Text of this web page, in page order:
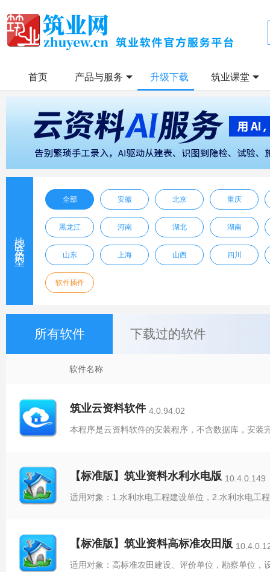
首页 产品与服务 升级下载 筑业课堂
地区及类型
全部 安徽 北京 重庆
黑龙江 河南 湖北 湖南
山东 上海 山西 四川
软件插件
所有软件 下载过的软件
软件名称
筑业云资料软件 4.0.94.02
【标准版】筑业资料水利水电版 10.4.0.149
适用对象：1.水利水电工程建设单位，2.水利水电工
【标准版】筑业资料高标准农田版